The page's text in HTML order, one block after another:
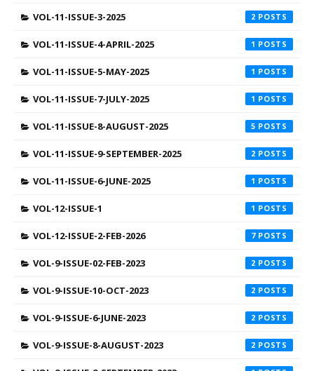
VOL-11-ISSUE-3-2025 2
VOL-11-ISSUE-4-APRIL-2025 1
VOL-11-ISSUE-5-MAY-2025 1
VOL-11-ISSUE-7-JULY-2025 1
VOL-11-ISSUE-8-AUGUST-2025 5
VOL-11-ISSUE-9-SEPTEMBER-2025 2
VOL-11-ISSUE-6-JUNE-2025 1
VOL-12-ISSUE-1 1
VOL-12-ISSUE-2-FEB-2026 7
VOL-9-ISSUE-02-FEB-2023 2
VOL-9-ISSUE-10-OCT-2023 2
VOL-9-ISSUE-6-JUNE-2023 2
VOL-9-ISSUE-8-AUGUST-2023 2